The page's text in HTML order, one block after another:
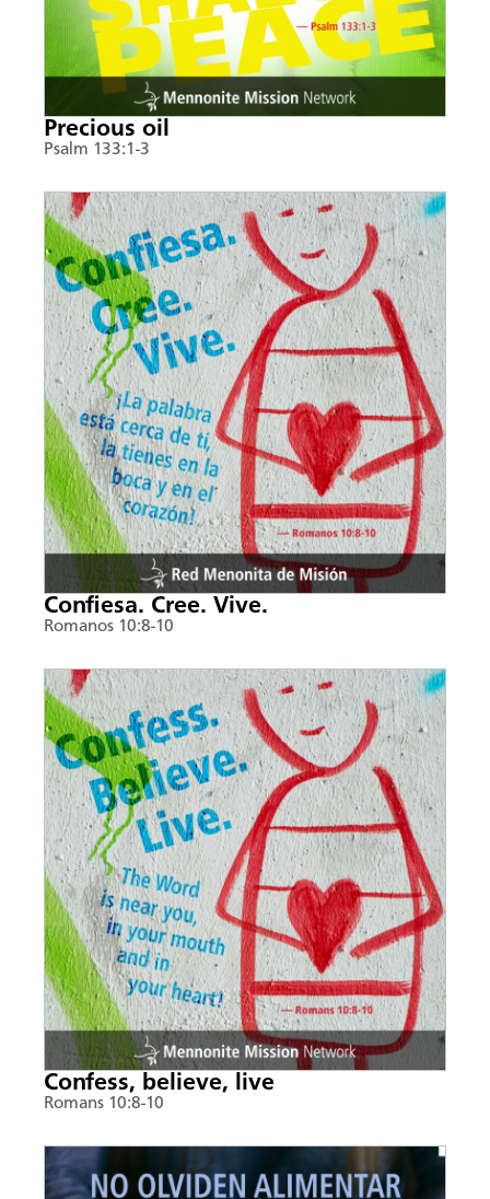
Precious oil
Psalm 133:1-3
Confiesa. Cree. Vive.
Romanos 10:8-10
Confess, believe, live
Romans 10:8-10